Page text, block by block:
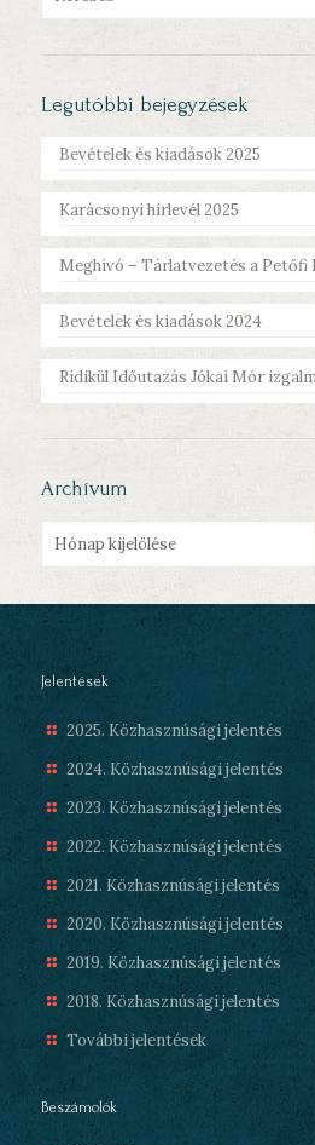
Legutóbbi bejegyzések
Bevételek és kiadások 2025
Karácsonyi hírlevél 2025
Meghívó – Tárlatvezetés a Petőfi
Bevételek és kiadások 2024
Ridikül Időutazás Jókai Mór
Archívum
Jelentések
2025. Közhasznúsági jelentés
2024. Közhasznúsági jelentés
2023. Közhasznúsági jelentés
2022. Közhasznúsági jelentés
2021. Közhasznúsági jelentés
2020. Közhasznúsági jelentés
2019. Közhasznúsági jelentés
2018. Közhasznúsági jelentés
További jelentések
Beszámolók